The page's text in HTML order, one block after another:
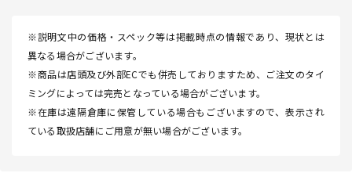
※説明文中の価格・スペック等は掲載時点の情報であり、現状とは
異なる場合がございます。
※商品は店頭及び外部ECでも併売しておりますため、ご注文のタイ
ミングによっては完売となっている場合がございます。
※在庫は遠隔倉庫に保管している場合もございますので、表示され
ている取扱店舗にご用意が無い場合がございます。